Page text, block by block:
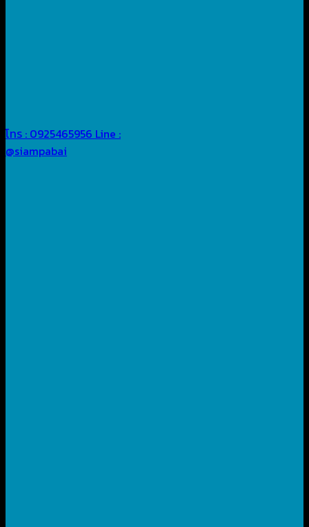
โทร : 0925465956 Line :
@siampabai